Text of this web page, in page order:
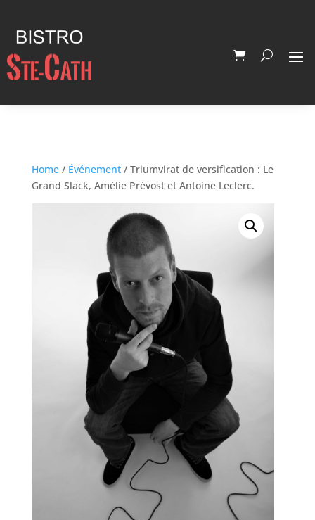
Home/ Événement/ Triumvirat de versification : Le
Grand Slack, Amélie Prévost et Antoine Leclerc.